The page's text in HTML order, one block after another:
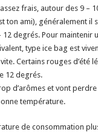
frais, autour des 9 –
ton ami), généralement il
degrés. Pour maintenir
type ice bag est
Certains rouges d’été
12 degrés.
d’arômes et vont
température.
de consommation